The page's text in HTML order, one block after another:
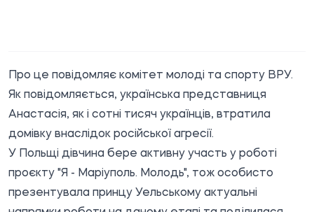
Про це повідомляє комітет молоді та спорту ВРУ.
Як повідомляється, українська представниця
Анастасія, як і сотні тисяч українців, втратила
домівку внаслідок російської агресії.
У Польщі дівчина бере активну участь у роботі
проєкту "Я - Маріуполь. Молодь", тож особисто
презентувала принцу Уельському актуальні